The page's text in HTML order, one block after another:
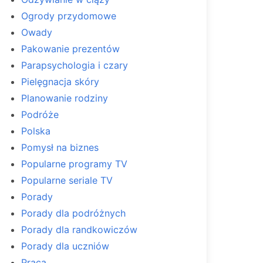
Ogrody przydomowe
Owady
Pakowanie prezentów
Parapsychologia i czary
Pielęgnacja skóry
Planowanie rodziny
Podróże
Polska
Pomysł na biznes
Popularne programy TV
Popularne seriale TV
Porady
Porady dla podróżnych
Porady dla randkowiczów
Porady dla uczniów